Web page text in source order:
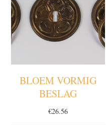
BLOEM VORMIG
BESLAG
€26.56